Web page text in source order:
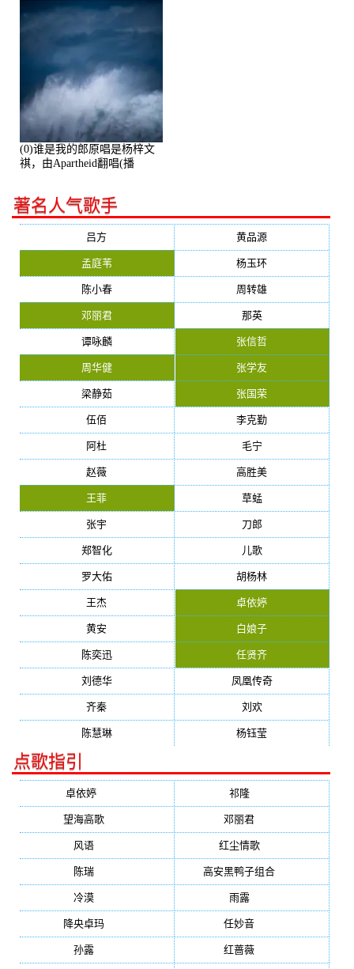
(0)谁是我的郎原唱是杨梓文
祺，由Apartheid翻唱(播
著名人气歌手
吕方 黄品源
孟庭苇 杨玉环
陈小春 周转雄
邓丽君 那英
谭咏麟 张信哲
周华健 张学友
梁静茹 张国荣
伍佰 李克勤
阿杜 毛宁
赵薇 高胜美
王菲 草蜢
张宇 刀郎
郑智化 儿歌
罗大佑 胡杨林
王杰 卓依婷
黄安 白娘子
陈奕迅 任贤齐
刘德华 凤凰传奇
齐秦 刘欢
陈慧琳 杨钰莹
点歌指引
卓依婷 祁隆(647)
望海高歌 邓丽君
风语 红尘情歌(472)
陈瑞 高安黑鸭子组合
冷漠 雨露(350)
降央卓玛 任妙音
孙露 红蔷薇